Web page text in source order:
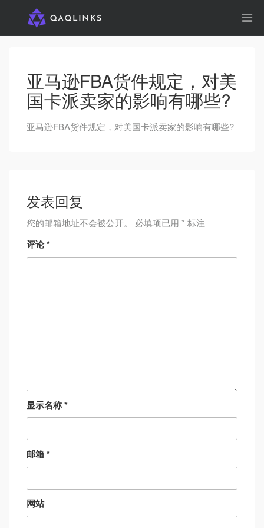
亚马逊FBA货件规定，对美
国卡派卖家的影响有哪些?
亚马逊FBA货件规定，对美国卡派卖家的影响有哪些?
发表回复
您的邮箱地址不会被公开。 必填项已用 * 标注
评论*
显示名称*
邮箱*
网站